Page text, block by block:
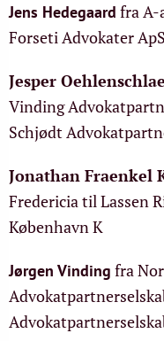
Jens Hedegaard fra
Forseti Advokater
Jesper
Vinding
Schjødt
Jonathan Fraenkel
Fredericia til Lassen
København K
Jørgen Vinding fra